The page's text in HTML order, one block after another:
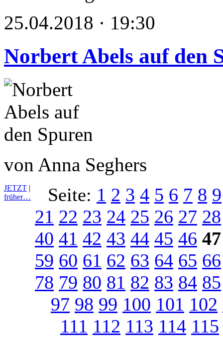
25.04.2018 · 19:30
Norbert Abels auf den
von Anna Seghers
JETZT |
früher…
Seite: 1 2 3 4 5 6 7 8 9
21 22 23 24 25 26 27 28
40 41 42 43 44 45 46 47
59 60 61 62 63 64 65 66
78 79 80 81 82 83 84 85
97 98 99 100 101 102
111 112 113 114 115